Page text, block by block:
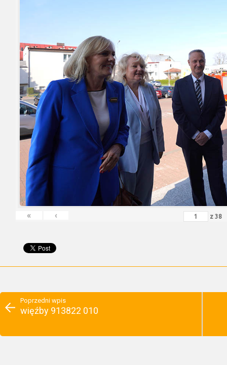
« ‹ z 38
Poprzedni wpis
więźby 913822 010